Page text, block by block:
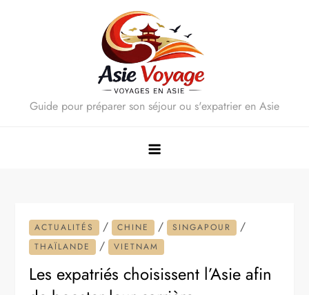
Guide pour préparer son séjour ou s'expatrier en Asie
ACTUALITÉS / CHINE / SINGAPOUR /
THAÏLANDE / VIETNAM
Les expatriés choisissent l’Asie afin